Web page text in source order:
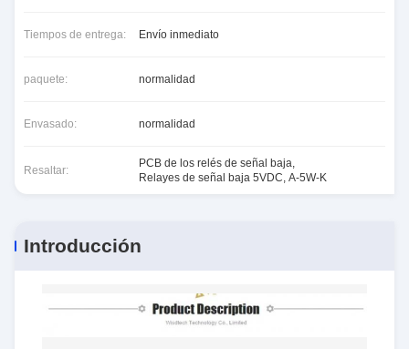
Tiempos de entrega: Envío inmediato
paquete: normalidad
Envasado: normalidad
Resaltar:
PCB de los relés de señal baja,
Relayes de señal baja 5VDC, A-5W-K
Introducción